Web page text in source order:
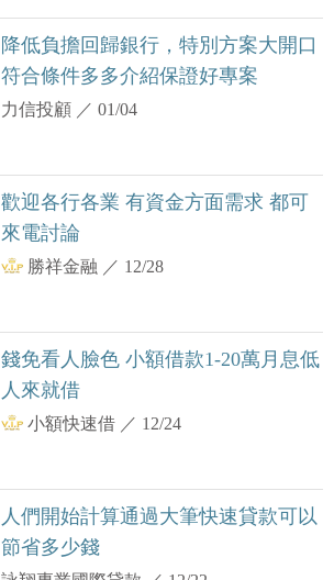
降低負擔回歸銀行，特別方案大開口
符合條件多多介紹保證好專案
力信投顧 ／01/04
歡迎各行各業 有資金方面需求 都可
來電討論
勝祥金融 ／ 12/28
錢免看人臉色 小額借款1-20萬月息低
人來就借
小額快速借 ／ 12/24
人們開始計算通過大筆快速貸款可以
節省多少錢